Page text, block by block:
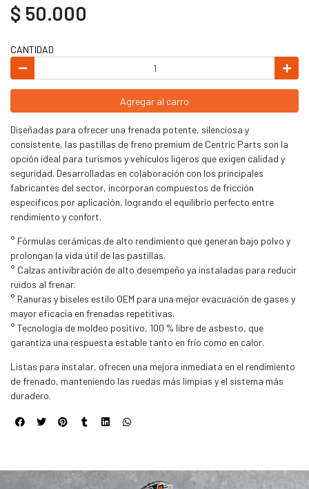
$ 50.000
CANTIDAD
Agregar al carro
Diseñadas para ofrecer una frenada potente, silenciosa y
consistente, las pastillas de freno premium de Centric Parts son la
opción ideal para turismos y vehículos ligeros que exigen calidad y
seguridad. Desarrolladas en colaboración con los principales
fabricantes del sector, incorporan compuestos de fricción
específicos por aplicación, logrando el equilibrio perfecto entre
rendimiento y confort.
° Fórmulas cerámicas de alto rendimiento que generan bajo polvo y
prolongan la vida útil de las pastillas.
° Calzas antivibración de alto desempeño ya instaladas para reducir
ruidos al frenar.
° Ranuras y biseles estilo OEM para una mejor evacuación de gases y
mayor eficacia en frenadas repetitivas.
° Tecnología de moldeo positivo, 100 % libre de asbesto, que
garantiza una respuesta estable tanto en frío como en calor.
Listas para instalar, ofrecen una mejora inmediata en el rendimiento
de frenado, manteniendo las ruedas más limpias y el sistema más
duradero.